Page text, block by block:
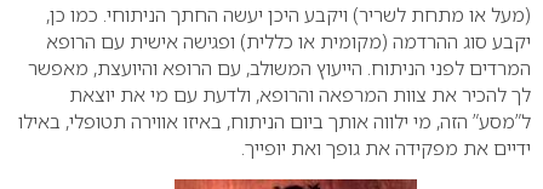
(מעל או מתחת לשריר) ויקבע היכן יעשה החתך הניתוחי. כמו כן,
יקבע סוג ההרדמה (מקומית או כללית) ופגישה אישית עם הרופא
המרדים לפני הניתוח. הייעוץ המשולב, עם הרופא והיועצת, מאפשר
לך להכיר את צוות המרפאה והרופא, ולדעת עם מי את יוצאת
ל”מסע” הזה, מי ילווה אותך ביום הניתוח, באיזו אווירה תטופלי, באילו
ידיים את מפקידה את גופך ואת יופייך.